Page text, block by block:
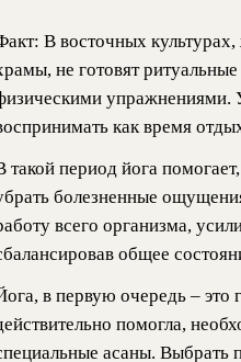
В восточных
не готовят
упражнениями.
как время
такой период йога
болезненные
всего организма,
общее
в первую очередь – это
помогла,
асаны.